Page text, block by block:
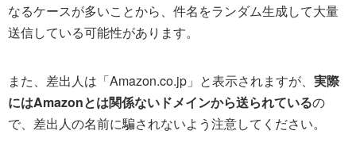
なるケースが多いことから、件名をランダム生成して大量
送信している可能性があります。
また、差出人は「Amazon.co.jp」と表示されますが、 実際
にはAmazonとは関係ないドメインから送られているの
で、差出人の名前に騙されないよう注意してください。